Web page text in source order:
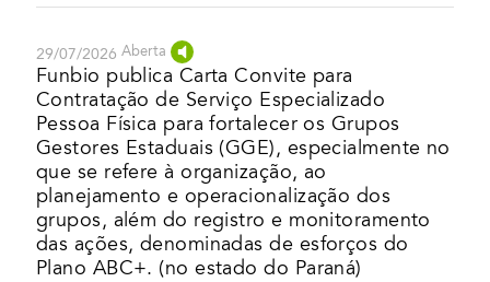
29/07/2026 Aberta
Funbio publica Carta Convite para
Contratação de Serviço Especializado
Pessoa Física para fortalecer os Grupos
Gestores Estaduais (GGE), especialmente no
que se refere à organização, ao
planejamento e operacionalização dos
grupos, além do registro e monitoramento
das ações, denominadas de esforços do
Plano ABC+. (no estado do Paraná)